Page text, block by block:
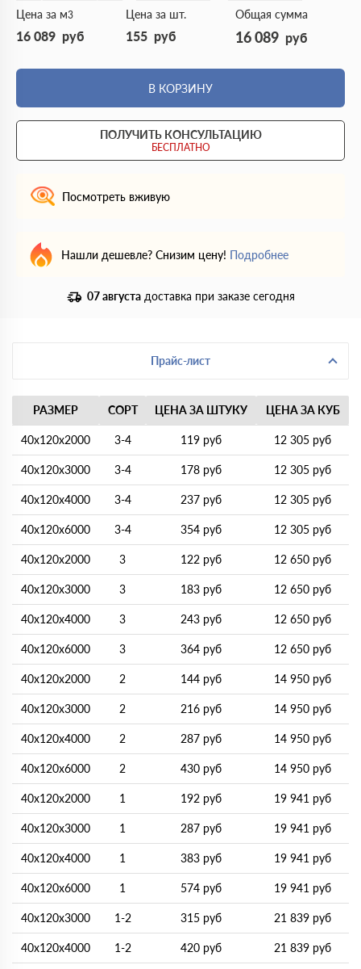
Цена за м3
16 089 руб
Цена за шт.
155 руб
Общая сумма
16 089 руб
В КОРЗИНУ
ПОЛУЧИТЬ КОНСУЛЬТАЦИЮ
БЕСПЛАТНО
Посмотреть вживую
Нашли дешевле? Снизим цену! Подробнее
07 августа доставка при заказе сегодня
Прайс-лист
РАЗМЕР СОРТ ЦЕНА ЗА ШТУКУ ЦЕНА ЗА КУБ
40х120х2000 3-4 119 руб 12 305 руб
40х120х3000 3-4 178 руб 12 305 руб
40х120х4000 3-4 237 руб 12 305 руб
40х120х6000 3-4 354 руб 12 305 руб
40х120х2000 3 122 руб 12 650 руб
40х120х3000 3 183 руб 12 650 руб
40х120х4000 3 243 руб 12 650 руб
40х120х6000 3 364 руб 12 650 руб
40х120х2000 2 144 руб 14 950 руб
40х120х3000 2 216 руб 14 950 руб
40х120х4000 2 287 руб 14 950 руб
40х120х6000 2 430 руб 14 950 руб
40х120х2000 1 192 руб 19 941 руб
40х120х3000 1 287 руб 19 941 руб
40х120х4000 1 383 руб 19 941 руб
40х120х6000 1 574 руб 19 941 руб
40х120х3000 1-2 315 руб 21 839 руб
40х120х4000 1-2 420 руб 21 839 руб